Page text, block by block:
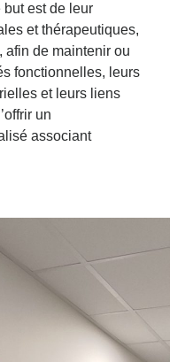
but est de leur
et thérapeutiques,
de maintenir ou
fonctionnelles, leurs
et leurs liens
un
associant